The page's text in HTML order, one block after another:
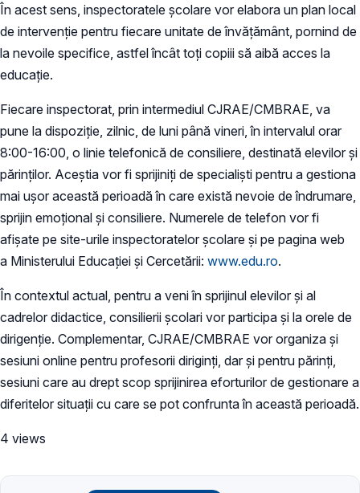
În acest sens, inspectoratele școlare vor elabora un plan local
de intervenție pentru fiecare unitate de învățământ, pornind de
la nevoile specifice, astfel încât toți copiii să aibă acces la
educație.
Fiecare inspectorat, prin intermediul CJRAE/CMBRAE, va
pune la dispoziție, zilnic, de luni până vineri, în intervalul orar
8:00-16:00, o linie telefonică de consiliere, destinată elevilor și
părinților. Aceștia vor fi sprijiniți de specialiști pentru a gestiona
mai ușor această perioadă în care există nevoie de îndrumare,
sprijin emoțional și consiliere. Numerele de telefon vor fi
afișate pe site-urile inspectoratelor școlare și pe pagina web
a Ministerului Educației și Cercetării: www.edu.ro.
În contextul actual, pentru a veni în sprijinul elevilor și al
cadrelor didactice, consilierii școlari vor participa și la orele de
dirigenție. Complementar, CJRAE/CMBRAE vor organiza și
sesiuni online pentru profesorii diriginți, dar și pentru părinți,
sesiuni care au drept scop sprijinirea eforturilor de gestionare a
diferitelor situații cu care se pot confrunta în această perioadă.
4 views